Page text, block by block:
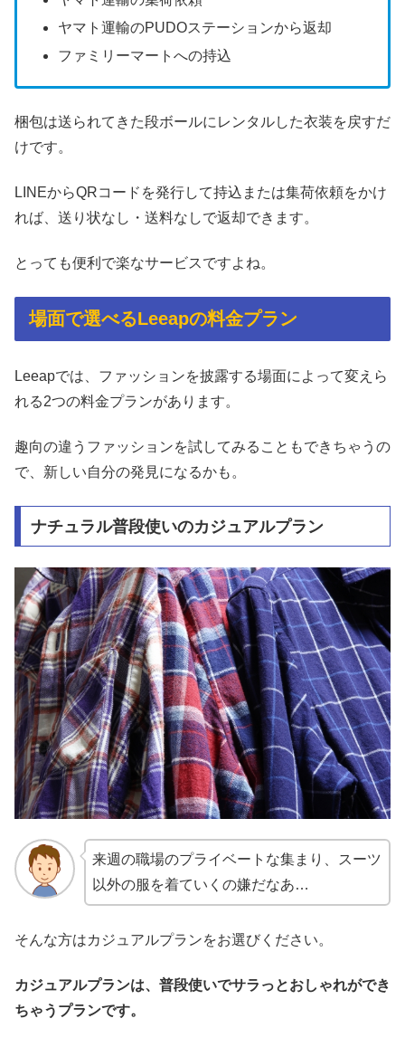
ヤマト運輸のPUDOステーションから返却
ファミリーマートへの持込
梱包は送られてきた段ボールにレンタルした衣装を戻すだ
けです。
LINEからQRコードを発行して持込または集荷依頼をかけ
れば、送り状なし・送料なしで返却できます。
とっても便利で楽なサービスですよね。
場面で選べるLeeapの料金プラン
Leeapでは、ファッションを披露する場面によって変えら
れる2つの料金プランがあります。
趣向の違うファッションを試してみることもできちゃうの
で、新しい自分の発見になるかも。
ナチュラル普段使いのカジュアルプラン
来週の職場のプライベートな集まり、スーツ
以外の服を着ていくの嫌だなあ…
そんな方はカジュアルプランをお選びください。
カジュアルプランは、普段使いでサラっとおしゃれができ
ちゃうプランです。